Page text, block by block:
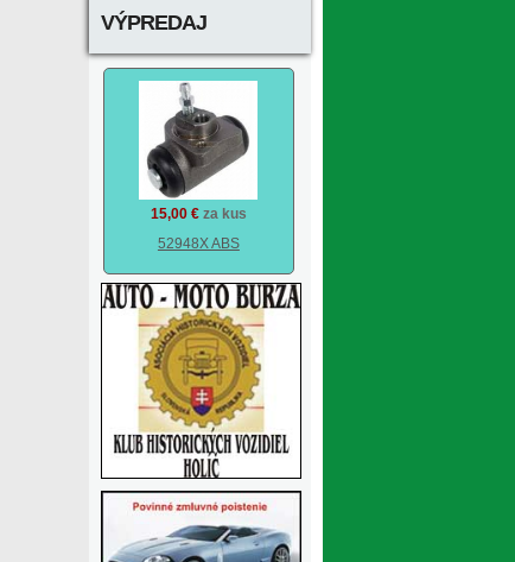
VÝPREDAJ
15,00 € za kus
52948X ABS